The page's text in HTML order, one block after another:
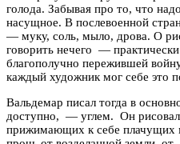
голода. Забывая про то, что
насущное. В послевоенной
— муку, соль, мыло, дрова. О
говорить нечего —
благополучно пережившей
каждый художник мог себе это
Вальдемар писал тогда в
доступно, — углем. Он рисовал
прижимающих к себе плачущих